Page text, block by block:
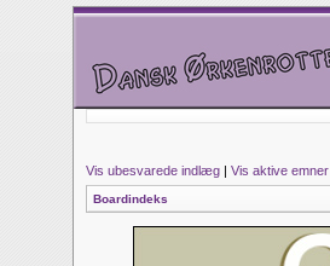
Vis ubesvarede indlæg | Vis aktive emner
Boardindeks